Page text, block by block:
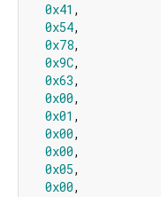
0x41 ,
0x54,
0x78,
0x9C,
0x63,
0x00,
0x01 ,
0x00,
0x00,
0x05,
0x00,